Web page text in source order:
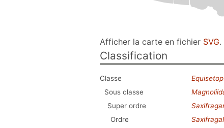
Afficher la carte en fichier SVG.
Classification
Classe
Sous classe
Super ordre
Ordre